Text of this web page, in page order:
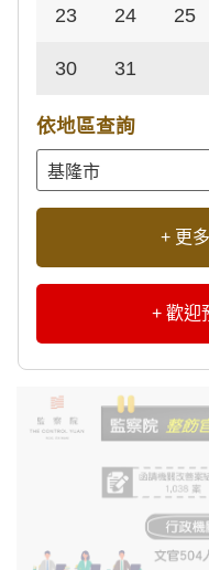
23 24 25
30 31
依地區查詢
+ 更
+ 歡迎